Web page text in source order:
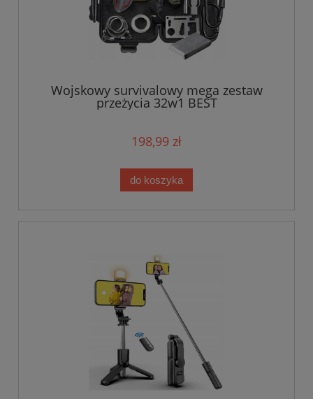
Wojskowy survivalowy mega zestaw
przeżycia 32w1 BEST
198,99 zł
do koszyka